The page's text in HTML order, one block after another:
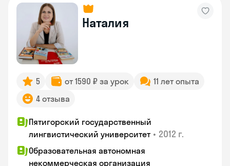
Наталия
5 от 1590 ₽ за урок
11 лет опыта
4 отзыва
Пятигорский государственный
лингвистический университет • 2012 г.
Образовательная автономная
некоммерческая организация